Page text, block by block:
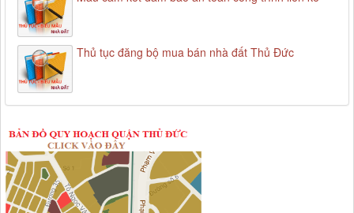
Thủ tục đăng bộ mua bán nhà đất Thủ Đức